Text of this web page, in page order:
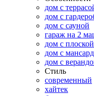
дом с
дом с
дом с сауной
гараж на 2
дом с
дом с
дом с
Стиль
современный
хайтек